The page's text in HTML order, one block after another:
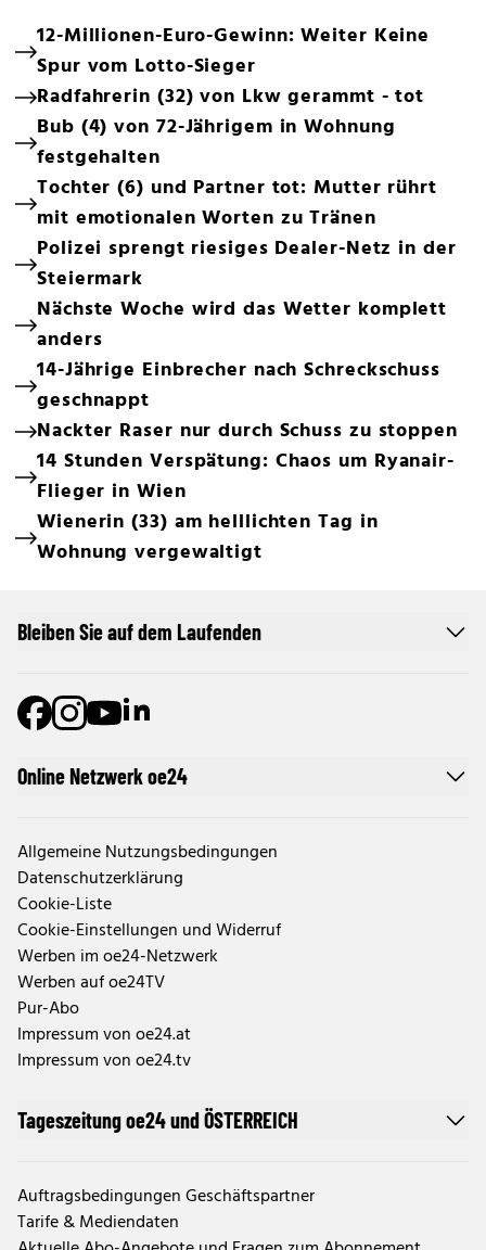
12-Millionen-Euro-Gewinn: Weiter Keine
Spur vom Lotto-Sieger
Radfahrerin (32) von Lkw gerammt - tot
Bub (4) von 72-Jährigem in Wohnung
festgehalten
Tochter (6) und Partner tot: Mutter rührt
mit emotionalen Worten zu Tränen
Polizei sprengt riesiges Dealer-Netz in der
Steiermark
Nächste Woche wird das Wetter komplett
anders
14-Jährige Einbrecher nach Schreckschuss
geschnappt
Nackter Raser nur durch Schuss zu stoppen
14 Stunden Verspätung: Chaos um Ryanair-
Flieger in Wien
Wienerin (33) am helllichten Tag in
Wohnung vergewaltigt
Online Netzwerk oe24
Allgemeine Nutzungsbedingungen
Datenschutzerklärung
Cookie-Liste
Cookie-Einstellungen und Widerruf
Werben im oe24-Netzwerk
Werben auf oe24TV
Pur-Abo
Impressum von oe24.at
Impressum von oe24.tv
Tageszeitung oe24 und ÖSTERREICH
Auftragsbedingungen Geschäftspartner
Tarife & Mediendaten
Bleiben Sie auf dem Laufenden